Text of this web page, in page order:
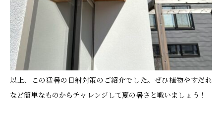
以上、この猛暑の日射対策のご紹介でした。ぜひ植物やすだれ
など簡単なものからチャレンジして夏の暑さと戦いましょう！